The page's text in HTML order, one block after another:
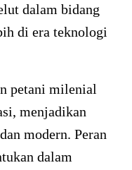
dalam bidang
di era teknologi
petani milenial
menjadikan
modern. Peran
dalam